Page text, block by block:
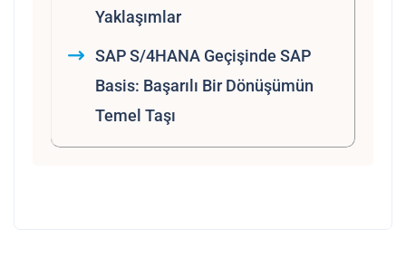
Yaklaşımlar
SAP S/4HANA Geçişinde SAP
Basis: Başarılı Bir Dönüşümün
Temel Taşı